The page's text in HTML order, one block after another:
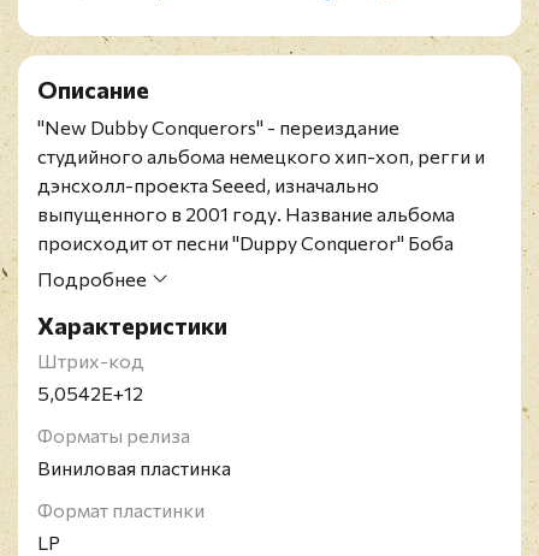
Описание
"New Dubby Conquerors" - переиздание
студийного альбома немецкого хип-хоп, регги и
дэнсхолл-проекта Seeed, изначально
выпущенного в 2001 году. Название альбома
происходит от песни "Duppy Conqueror" Боба
Марли. По сравнению с более поздними
представлены оригинальные композиции в
различных стилях, New Dubby Conquerors - это
почти чистый регги-альбом с многочисленными
жанра. Заимствованные риддимы можно найти в
песнях "Tide Is High" ("Tide Is High" The Paragons),
"We Seeed" ("Police & Thieves" Джуниора
Марвина), "Top of the City" ("Sun Is Shining" Боба
Подробнее
Характеристики
Штрих-код
5,0542E+12
Форматы релиза
Виниловая пластинка
Формат пластинки
LP